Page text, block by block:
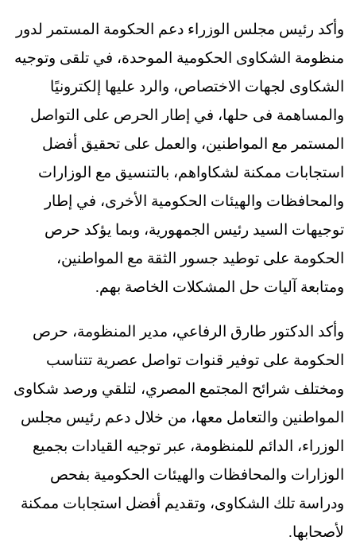
وأكد رئيس مجلس الوزراء دعم الحكومة المستمر لدور
منظومة الشكاوى الحكومية الموحدة، في تلقى وتوجيه
الشكاوى لجهات الاختصاص، والرد عليها إلكترونيًا
والمساهمة فى حلها، في إطار الحرص على التواصل
المستمر مع المواطنين، والعمل على تحقيق أفضل
استجابات ممكنة لشكاواهم، بالتنسيق مع الوزارات
والمحافظات والهيئات الحكومية الأخرى، في إطار
توجيهات السيد رئيس الجمهورية، وبما يؤكد حرص
الحكومة على توطيد جسور الثقة مع المواطنين،
ومتابعة آليات حل المشكلات الخاصة بهم.
وأكد الدكتور طارق الرفاعي، مدير المنظومة، حرص
الحكومة على توفير قنوات تواصل عصرية تتناسب
ومختلف شرائح المجتمع المصري، لتلقي ورصد شكاوى
المواطنين والتعامل معها، من خلال دعم رئيس مجلس
الوزراء، الدائم للمنظومة، عبر توجيه القيادات بجميع
الوزارات والمحافظات والهيئات الحكومية بفحص
ودراسة تلك الشكاوى، وتقديم أفضل استجابات ممكنة
لأصحابها.